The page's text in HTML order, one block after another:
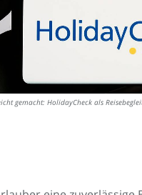
gemacht: HolidayCheck als